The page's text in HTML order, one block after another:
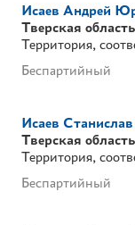
Исаев Андрей
Тверская область
Территория,
Беспартийный
Исаев
Тверская область
Территория,
Беспартийный